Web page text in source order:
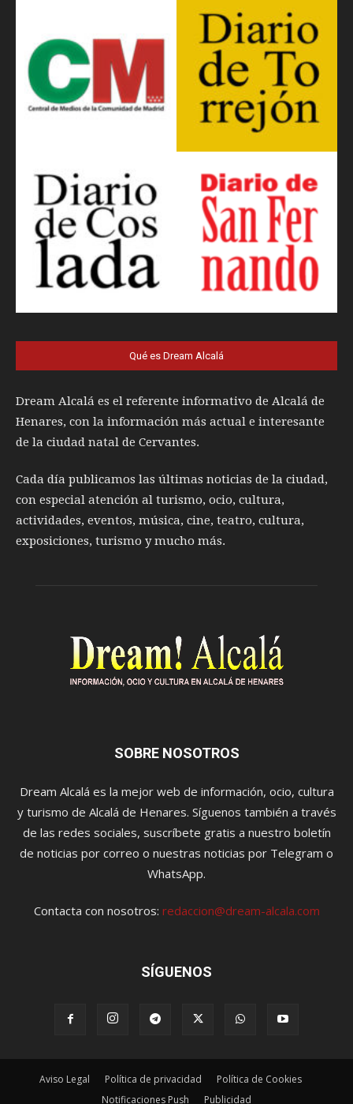
Qué es Dream Alcalá
Dream Alcalá es el referente informativo de Alcalá de
Henares, con la información más actual e interesante
de la ciudad natal de Cervantes.
Cada día publicamos las últimas noticias de la ciudad,
con especial atención al turismo, ocio, cultura,
actividades, eventos, música, cine, teatro, cultura,
exposiciones, turismo y mucho más.
SOBRE NOSOTROS
Dream Alcalá es la mejor web de información, ocio, cultura
y turismo de Alcalá de Henares. Síguenos también a través
de las redes sociales, suscríbete gratis a nuestro boletín
de noticias por correo o nuestras noticias por Telegram o
WhatsApp.
Contacta con nosotros: redaccion@dream-alcala.com
SÍGUENOS
Aviso Legal Política de privacidad
Política de Cookies
Notificaciones Push
Publicidad